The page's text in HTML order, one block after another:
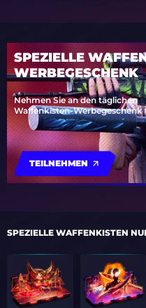
SPEZIELLE
WERBEGESCHENK
Nehmen Sie an den täglichen
Waffenkisten-Werbegeschenk
TEILNEHMEN
SPEZIELLE WAFFENKISTEN